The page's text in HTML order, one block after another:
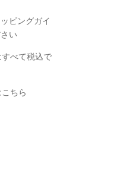
ピングガイ
い